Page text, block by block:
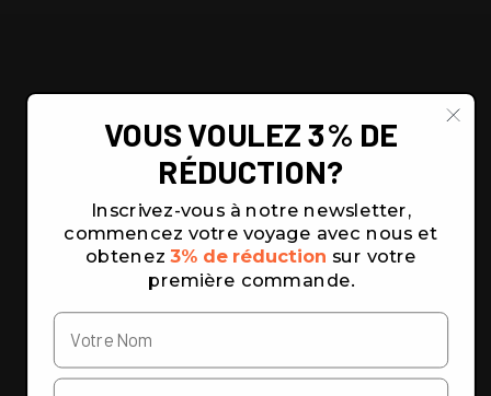
VOUS VOULEZ 3% DE
RÉDUCTION?
Inscrivez-vous à notre newsletter,
commencez votre voyage avec nous et
obtenez 3% de réduction sur votre
première commande.